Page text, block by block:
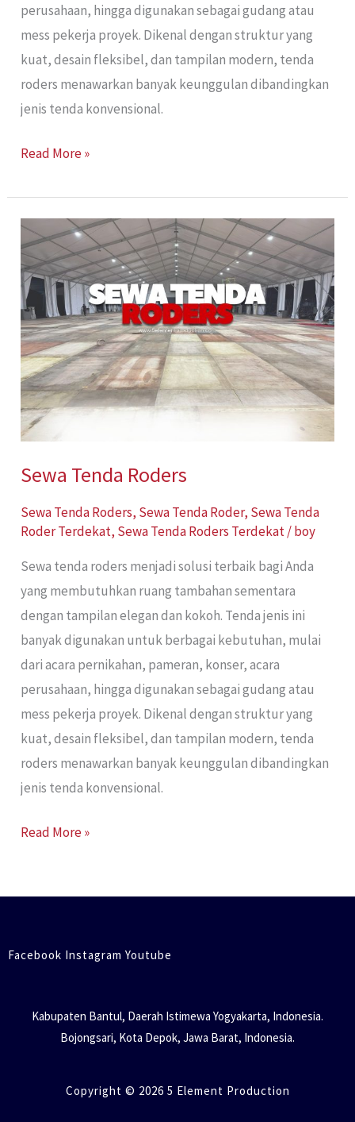
perusahaan, hingga digunakan sebagai gudang atau
mess pekerja proyek. Dikenal dengan struktur yang
kuat, desain fleksibel, dan tampilan modern, tenda
roders menawarkan banyak keunggulan dibandingkan
jenis tenda konvensional.
Read More »
Sewa Tenda Roders
Sewa Tenda Roders, Sewa Tenda Roder, Sewa Tenda
Roder Terdekat, Sewa Tenda Roders Terdekat/boy
Sewa tenda roders menjadi solusi terbaik bagi Anda
yang membutuhkan ruang tambahan sementara
dengan tampilan elegan dan kokoh. Tenda jenis ini
banyak digunakan untuk berbagai kebutuhan, mulai
dari acara pernikahan, pameran, konser, acara
perusahaan, hingga digunakan sebagai gudang atau
mess pekerja proyek. Dikenal dengan struktur yang
kuat, desain fleksibel, dan tampilan modern, tenda
roders menawarkan banyak keunggulan dibandingkan
jenis tenda konvensional.
Sewa
Tenda
Roders
Read More »
Facebook Instagram Youtube
Kabupaten Bantul, Daerah Istimewa Yogyakarta, Indonesia.
Bojongsari, Kota Depok, Jawa Barat, Indonesia.
Copyright © 2026 5 Element Production